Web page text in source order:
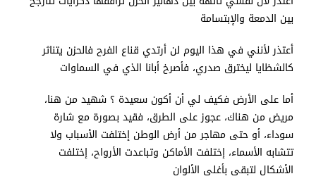
بين الدمعة والإبتسامة
أعتذر لأنني في هذا اليوم لن أرتدي قناع الفرح فالحزن يتناثر
كالشظايا ليخترق صدري، فأصرخ أبانا الذي في السماوات
أما على الأرض فكيف لي أن أكون سعيدة ؟ شهيد من هنا،
مريض من هناك، عجوز على الطرق، فقيد بصورة مع شارة
سوداء، أو حتى مهاجر من أرض الوطن إختلفت الأسباب ولا
تتشابه الأسماء، إختلفت الأماكن وتباعدت الأرواح، إختلفت
الأشكال لتبقى بأغلى الألوان